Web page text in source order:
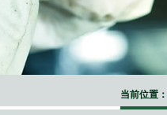
当前位置：